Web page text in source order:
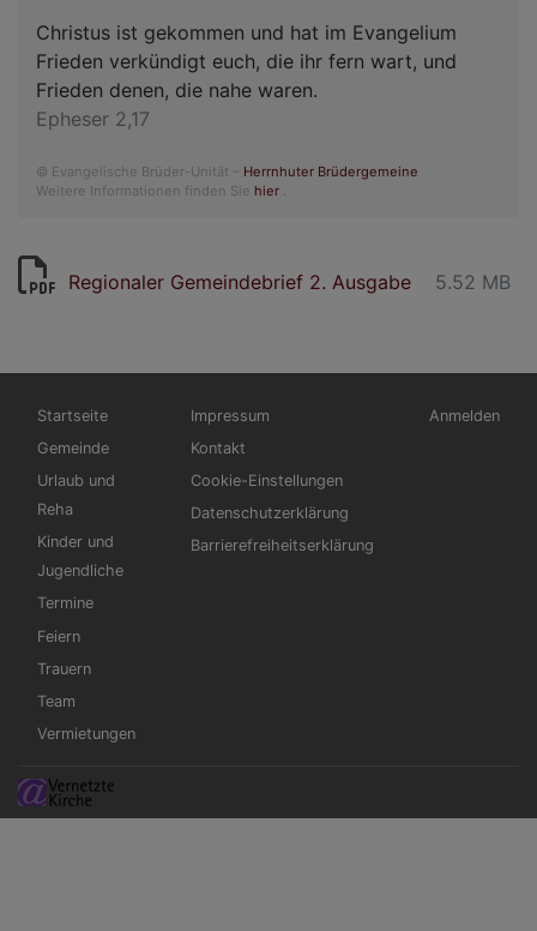
Christus ist gekommen und hat im Evangelium
Frieden verkündigt euch, die ihr fern wart, und
Frieden denen, die nahe waren.
Epheser 2,17
© Evangelische Brüder-Unität – Herrnhuter Brüdergemeine
Weitere Informationen finden Sie hier .
Regionaler Gemeindebrief 2. Ausgabe 5.52 MB
Hauptnavigation
Startseite
Gemeinde
Urlaub und
Reha
Kinder und
Jugendliche
Termine
Feiern
Trauern
Team
Vermietungen
Fußbereichsmenü
Impressum
Kontakt
Cookie-Einstellungen
Datenschutzerklärung
Barrierefreiheitserklärung
Anmelden